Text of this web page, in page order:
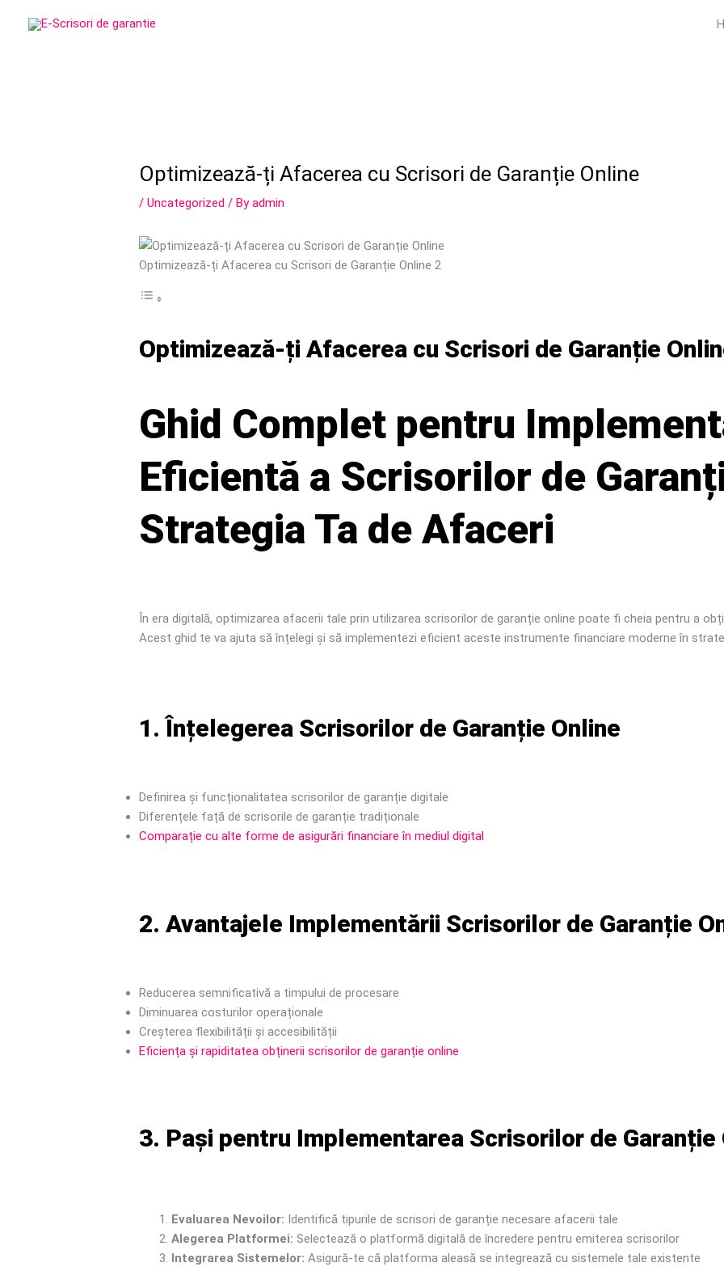
Optimizează-ți Afacerea cu Scrisori de Garanție Online
/Uncategorized / Byadmin
Optimizează-ți Afacerea cu Scrisori de Garanție Online 2
Optimizează-ți Afacerea cu Scrisori de Garanție
Ghid Complet pentru
Eficientă a Scrisorilor de
Strategia Ta de Afaceri
În era digitală, optimizarea afacerii tale prin utilizarea scrisorilor de garanție online poate fi cheia pentru a
Acest ghid te va ajuta să înțelegi și să implementezi eficient aceste instrumente financiare moderne în
1. Înțelegerea Scrisorilor de Garanție Online
Definirea și funcționalitatea scrisorilor de garanție digitale
Diferențele față de scrisorile de garanție tradiționale
Comparație cu alte forme de asigurări financiare în mediul digital
2. Avantajele Implementării Scrisorilor de Garanție
Reducerea semnificativă a timpului de procesare
Diminuarea costurilor operaționale
Creșterea flexibilității și accesibilității
Eficiența și rapiditatea obținerii scrisorilor de garanție online
3. Pași pentru Implementarea Scrisorilor de Garanție
Evaluarea Nevoilor: Identifică tipurile de scrisori de garanție necesare afacerii tale
Alegerea Platformei: Selectează o platformă digitală de încredere pentru emiterea scrisorilor
Integrarea Sistemelor: Asigură-te că platforma aleasă se integrează cu sistemele tale existente